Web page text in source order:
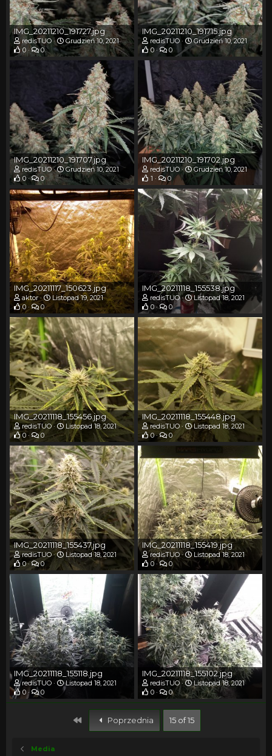
IMG_20211210_191727.jpg
redisTUO
Grudzień 10, 2021
0
0
IMG_20211210_191715.jpg
redisTUO
Grudzień 10, 2021
0
0
IMG_20211210_191707.jpg
redisTUO
Grudzień 10, 2021
0
0
IMG_20211210_191702.jpg
redisTUO
Grudzień 10, 2021
1
0
IMG_20211117_150623.jpg
aktor
Listopad 19, 2021
0
0
IMG_20211118_155538.jpg
redisTUO
Listopad 18, 2021
0
0
IMG_20211118_155456.jpg
redisTUO
Listopad 18, 2021
0
0
IMG_20211118_155448.jpg
redisTUO
Listopad 18, 2021
0
0
IMG_20211118_155437.jpg
redisTUO
Listopad 18, 2021
0
0
IMG_20211118_155419.jpg
redisTUO
Listopad 18, 2021
0
0
IMG_20211118_155118.jpg
redisTUO
Listopad 18, 2021
0
0
IMG_20211118_155102.jpg
redisTUO
Listopad 18, 2021
0
0
Poprzednia 15 of 15
Media